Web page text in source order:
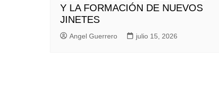
Y LA FORMACIÓN DE NUEVOS
JINETES
Angel Guerrero julio 15, 2026